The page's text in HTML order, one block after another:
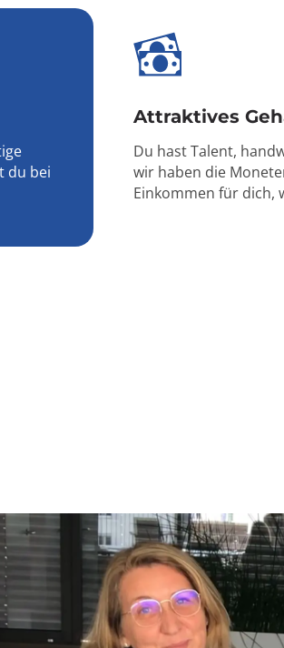
du bei
Attraktives
Du hast Talent,
wir haben die
Einkommen für dich,